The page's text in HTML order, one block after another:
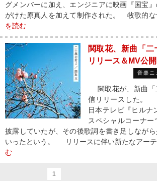
グメンバーに加え、エンジニアに映画『国宝
がけた原真人を加えて制作された。 牧歌的な
を読む
関取花、新曲「
リリース＆MV公開
音楽ニ
関取花が、新曲「
信リリースした。
日本テレビ『ヒルナ
スペシャルコーナ
披露していたが、その後歌詞を書き足しなが
いったという。 リリースに伴い新たなアーテ
む
1